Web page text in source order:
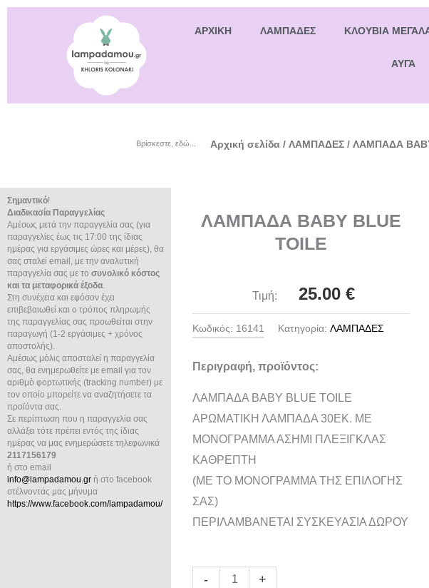
ΑΡΧΙΚΗ ΛΑΜΠΑΔΕΣ ΚΛΟΥΒΙΑ
ΑΥΓΑ
Βρίσκεστε, εδώ... Αρχική σελίδα / ΛΑΜΠΑΔΕΣ / ΛΑΜΠΑΔΑ
Σημαντικό!
Διαδικασία Παραγγελίας
Αμέσως μετά την παραγγελία σας (για
παραγγελίες έως τις 17:00 της ίδιας
ημέρας για εργάσιμες ώρες και μέρες), θα
σας σταλεί email, με την αναλυτική
παραγγελία σας με το συνολικό κόστος
και τα μεταφορικά έξοδα.
Στη συνέχεια και εφόσον έχει
επιβεβαιωθεί και ο τρόπος πληρωμής
της παραγγελίας σας προωθείται στην
παραγωγή (1-2 εργάσιμες + χρόνος
αποστολής).
Αμέσως μόλις αποσταλεί η παραγγελία
σας, θα ενημερωθείτε με email για τον
αριθμό φορτωτικής (tracking number) με
τον οποίο μπορείτε να αναζητήσετε τα
προϊόντα σας.
Σε περίπτωση που η παραγγελία σας
αλλάξει τότε πρέπει εντός της ίδιας
ημέρας να μας ενημερώσετε τηλεφωνικά
2117156179
ή στο email
info@lampadamou.gr ή στο facebook
στέλνοντάς μας μήνυμα
https://www.facebook.com/lampadamou/
ΛΑΜΠΑΔΑ BABY BLUE
TOILE
Τιμή: 25.00€
Κωδικός: 16141 Κατηγορία: ΛΑΜΠΑΔΕΣ
Περιγραφή, προϊόντος:
ΛΑΜΠΑΔΑ BABY BLUE TOILE
ΑΡΩΜΑΤΙΚΗ ΛΑΜΠΑΔΑ 30ΕΚ. ΜΕ
ΜΟΝΟΓΡΑΜΜΑ ΑΣΗΜΙ ΠΛΕΞΙΓΚΛΑΣ
ΚΑΘΡΕΠΤΗ
(ΜΕ ΤΟ ΜΟΝΟΓΡΑΜΜΑ ΤΗΣ ΕΠΙΛΟΓΗΣ
ΣΑΣ)
ΠΕΡΙΛΑΜΒΑΝΕΤΑΙ ΣΥΣΚΕΥΑΣΙΑ ΔΩΡΟΥ
-
ΛΑΜΠΑΔΑ
+